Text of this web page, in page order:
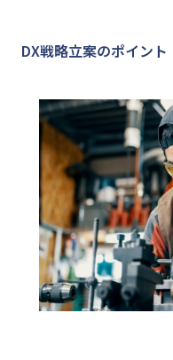
DX戦略立案のポイント